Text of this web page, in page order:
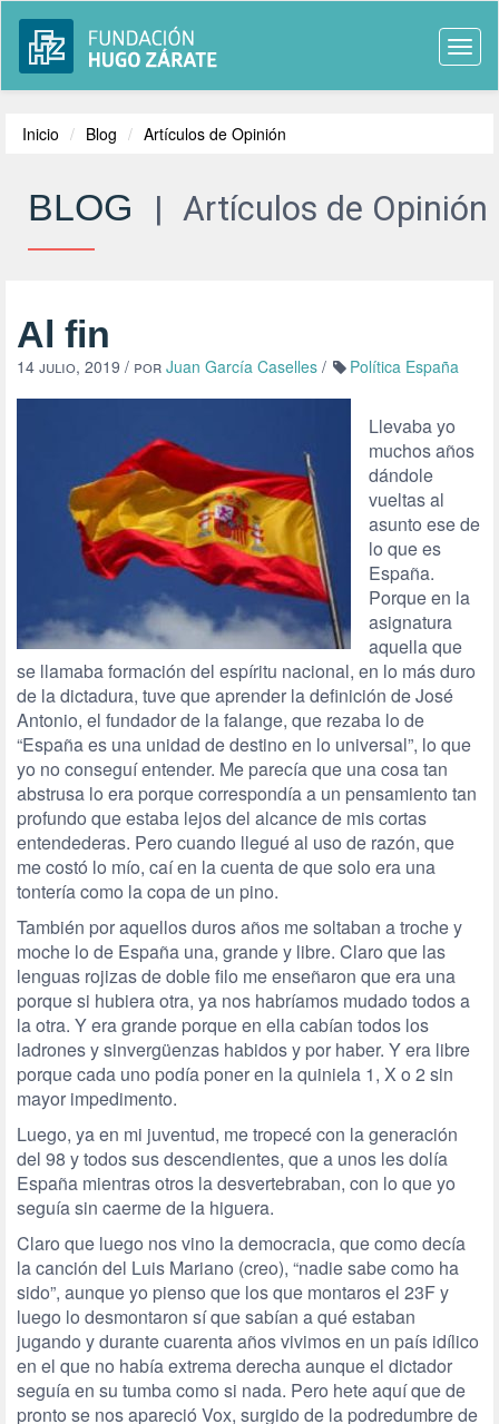
Inicio Blog Artículos de Opinión
BLOG | Artículos de Opinión
Al fin
14 julio, 2019 / por Juan García Caselles / Política España
Llevaba yo
muchos años
dándole
vueltas al
asunto ese de
lo que es
España.
Porque en la
asignatura
aquella que
se llamaba formación del espíritu nacional, en lo más duro
de la dictadura, tuve que aprender la definición de José
Antonio, el fundador de la falange, que rezaba lo de
“España es una unidad de destino en lo universal”, lo que
yo no conseguí entender. Me parecía que una cosa tan
abstrusa lo era porque correspondía a un pensamiento tan
profundo que estaba lejos del alcance de mis cortas
entendederas. Pero cuando llegué al uso de razón, que
me costó lo mío, caí en la cuenta de que solo era una
tontería como la copa de un pino.
También por aquellos duros años me soltaban a troche y
moche lo de España una, grande y libre. Claro que las
lenguas rojizas de doble filo me enseñaron que era una
porque si hubiera otra, ya nos habríamos mudado todos a
la otra. Y era grande porque en ella cabían todos los
ladrones y sinvergüenzas habidos y por haber. Y era libre
porque cada uno podía poner en la quiniela 1, X o 2 sin
mayor impedimento.
Luego, ya en mi juventud, me tropecé con la generación
del 98 y todos sus descendientes, que a unos les dolía
España mientras otros la desvertebraban, con lo que yo
seguía sin caerme de la higuera.
Claro que luego nos vino la democracia, que como decía
la canción del Luis Mariano (creo), “nadie sabe como ha
sido”, aunque yo pienso que los que montaros el 23F y
luego lo desmontaron sí que sabían a qué estaban
jugando y durante cuarenta años vivimos en un país idílico
en el que no había extrema derecha aunque el dictador
seguía en su tumba como si nada. Pero hete aquí que de
pronto se nos apareció Vox, surgido de la podredumbre de